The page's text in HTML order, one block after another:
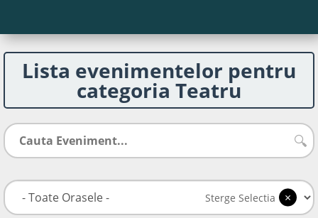
Lista evenimentelor pentru
categoria Teatru
🔍
Sterge Selectia ×